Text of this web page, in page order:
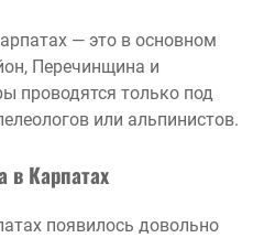
— это в основном
Перечинщина и
проводятся только под
или альпинистов.
в Карпатах
появилось довольно